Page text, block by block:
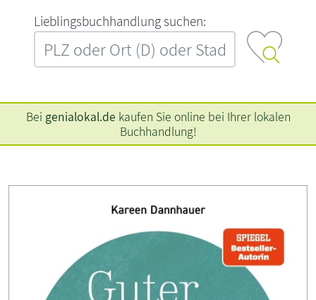
L‍i‍e‍b‍l‍i‍n‍g‍s‍b‍u‍c‍h‍h‍a‍n‍d‍l‍u‍n‍g‍ ‍s‍u‍c‍h‍e‍n‍:‍
Bei genialokal.de kaufen Sie online bei Ihrer lokalen
Buchhandlung!